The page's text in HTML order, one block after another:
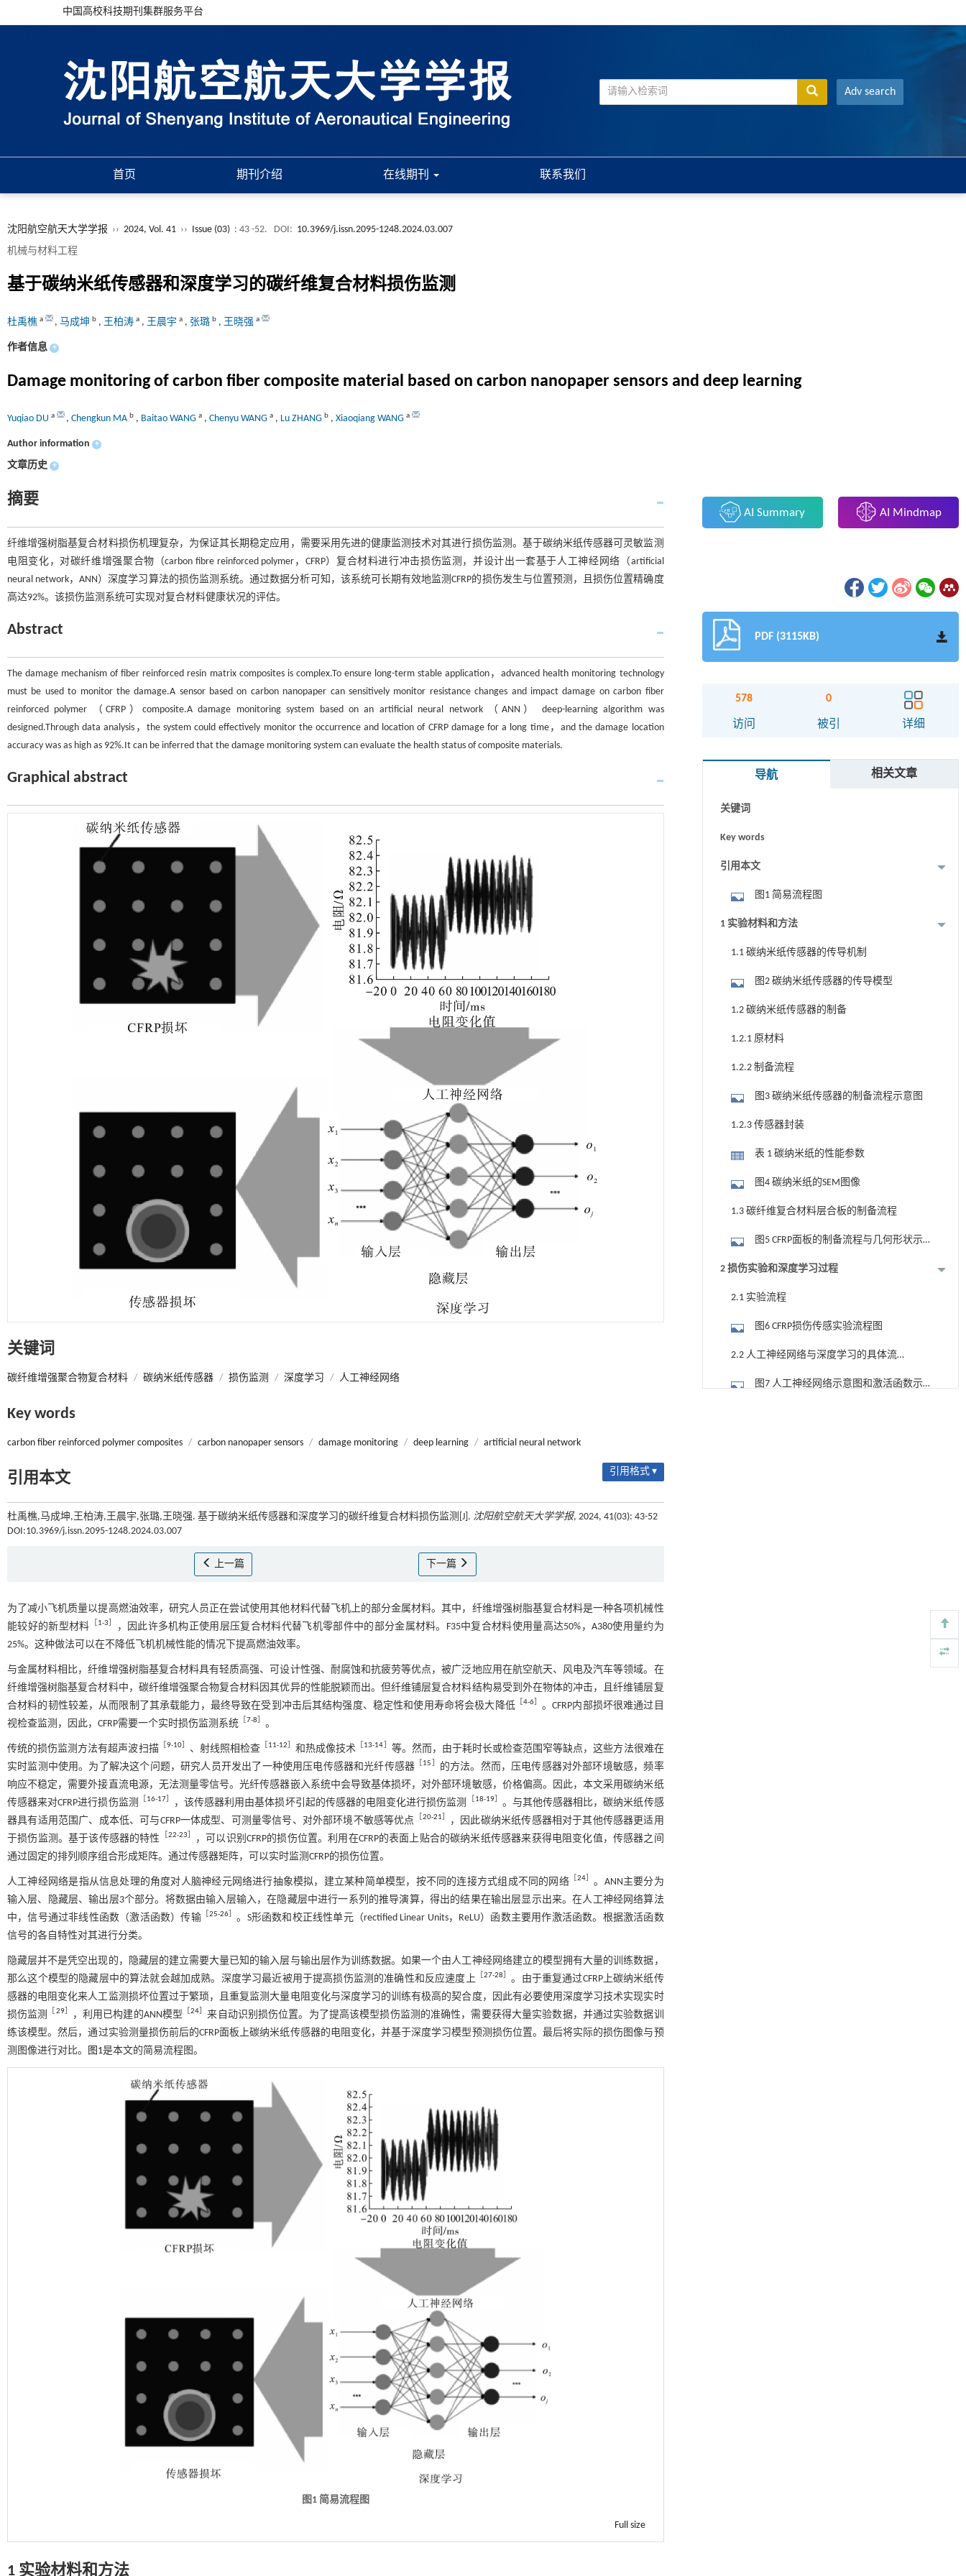
中国高校科技期刊集群服务平台
Adv search
首页 期刊介绍 在线期刊 联系我们
沈阳航空航天大学学报 ›› 2024, Vol. 41 ›› Issue (03) : 43 -52. DOI: 10.3969/j.issn.2095-1248.2024.03.007
机械与材料工程
基于碳纳米纸传感器和深度学习的碳纤维复合材料损伤监测
杜禹樵 a , 马成坤 b , 王柏涛 a , 王晨宇 a , 张璐 b , 王晓强 a
作者信息 +
Damage monitoring of carbon fiber composite material based on carbon nanopaper sensors and deep learning
Yuqiao DU a , Chengkun MA b , Baitao WANG a , Chenyu WANG a , Lu ZHANG b , Xiaoqiang WANG a
Author information +
文章历史 +
摘要
纤维增强树脂基复合材料损伤机理复杂，为保证其长期稳定应用，需要采用先进的健康监测技术对其进行损伤监测。基于碳纳米纸传感器可灵敏监测
电阻变化，对碳纤维增强聚合物（carbon fibre reinforced polymer，CFRP）复合材料进行冲击损伤监测，并设计出一套基于人工神经网络（artificial
neural network，ANN）深度学习算法的损伤监测系统。通过数据分析可知，该系统可长期有效地监测CFRP的损伤发生与位置预测，且损伤位置精确度
高达92%。该损伤监测系统可实现对复合材料健康状况的评估。
Abstract
The damage mechanism of fiber reinforced resin matrix composites is complex.To ensure long-term stable application，advanced health monitoring technology
must be used to monitor the damage.A sensor based on carbon nanopaper can sensitively monitor resistance changes and impact damage on carbon fiber
reinforced polymer （CFRP）composite.A damage monitoring system based on an artificial neural network （ANN） deep-learning algorithm was
designed.Through data analysis，the system could effectively monitor the occurrence and location of CFRP damage for a long time，and the damage location
accuracy was as high as 92%.It can be inferred that the damage monitoring system can evaluate the health status of composite materials.
Graphical abstract
关键词
碳纤维增强聚合物复合材料 / 碳纳米纸传感器 / 损伤监测 / 深度学习 / 人工神经网络
Key words
carbon fiber reinforced polymer composites / carbon nanopaper sensors / damage monitoring / deep learning / artificial neural network
引用本文 引用格式 ▾
杜禹樵,马成坤,王柏涛,王晨宇,张璐,王晓强. 基于碳纳米纸传感器和深度学习的碳纤维复合材料损伤监测[J]. 沈阳航空航天大学学报, 2024, 41(03): 43-52
DOI:10.3969/j.issn.2095-1248.2024.03.007
上一篇 下一篇
为了减小飞机质量以提高燃油效率，研究人员正在尝试使用其他材料代替飞机上的部分金属材料。其中，纤维增强树脂基复合材料是一种各项机械性
能较好的新型材料 ［1-3］
，因此许多机构正使用层压复合材料代替飞机零部件中的部分金属材料。F35中复合材料使用量高达50%，A380使用量约为
25%。这种做法可以在不降低飞机机械性能的情况下提高燃油效率。
与金属材料相比，纤维增强树脂基复合材料具有轻质高强、可设计性强、耐腐蚀和抗疲劳等优点，被广泛地应用在航空航天、风电及汽车等领域。在
纤维增强树脂基复合材料中，碳纤维增强聚合物复合材料因其优异的性能脱颖而出。但纤维铺层复合材料结构易受到外在物体的冲击，且纤维铺层复
合材料的韧性较差，从而限制了其承载能力，最终导致在受到冲击后其结构强度、稳定性和使用寿命将会极大降低［4-6］ 。CFRP内部损坏很难通过目
视检查监测，因此，CFRP需要一个实时损伤监测系统 ［7-8］ 。
传统的损伤监测方法有超声波扫描［9-10］ 、射线照相检查 ［11-12］和热成像技术 ［13-14］ 等。然而，由于耗时长或检查范围窄等缺点，这些方法很难在
实时监测中使用。为了解决这个问题，研究人员开发出了一种使用压电传感器和光纤传感器 ［15］
的方法。然而，压电传感器对外部环境敏感，频率
响应不稳定，需要外接直流电源，无法测量零信号。光纤传感器嵌入系统中会导致基体损坏，对外部环境敏感，价格偏高。因此，本文采用碳纳米纸
传感器来对CFRP进行损伤监测
［16-17］ ，该传感器利用由基体损坏引起的传感器的电阻变化进行损伤监测 ［18-19］ 。与其他传感器相比，碳纳米纸传感
器具有适用范围广、成本低、可与CFRP一体成型、可测量零信号、对外部环境不敏感等优点
［20-21］
，因此碳纳米纸传感器相对于其他传感器更适用
于损伤监测。基于该传感器的特性
［22-23］
，可以识别CFRP的损伤位置。利用在CFRP的表面上贴合的碳纳米纸传感器来获得电阻变化值，传感器之间
通过固定的排列顺序组合形成矩阵。通过传感器矩阵，可以实时监测CFRP的损伤位置。
人工神经网络是指从信息处理的角度对人脑神经元网络进行抽象模拟，建立某种简单模型，按不同的连接方式组成不同的网络 ［24］ 。ANN主要分为
输入层、隐藏层、输出层3个部分。将数据由输入层输入，在隐藏层中进行一系列的推导演算，得出的结果在输出层显示出来。在人工神经网络算法
中，信号通过非线性函数（激活函数）传输［25-26］ 。S形函数和校正线性单元（rectified Linear Units，ReLU）函数主要用作激活函数。根据激活函数
信号的各自特性对其进行分类。
隐藏层并不是凭空出现的，隐藏层的建立需要大量已知的输入层与输出层作为训练数据。如果一个由人工神经网络建立的模型拥有大量的训练数据，
那么这个模型的隐藏层中的算法就会越加成熟。深度学习最近被用于提高损伤监测的准确性和反应速度上 ［27-28］ 。由于重复通过CFRP上碳纳米纸传
感器的电阻变化来人工监测损坏位置过于繁琐，且重复监测大量电阻变化与深度学习的训练有极高的契合度，因此有必要使用深度学习技术实现实时
损伤监测
［29］ ，利用已构建的ANN模型 ［24］ 来自动识别损伤位置。为了提高该模型损伤监测的准确性，需要获得大量实验数据，并通过实验数据训
练该模型。然后，通过实验测量损伤前后的CFRP面板上碳纳米纸传感器的电阻变化，并基于深度学习模型预测损伤位置。最后将实际的损伤图像与预
测图像进行对比。
图1是本文的简易流程图。
图1 简易流程图
Full size
1 实验材料和方法
AI Summary AI Mindmap
PDF (3115KB)
578
访问
0
被引 详细
导航 相关文章
摘要
Graphical abstract
关键词
Key words
引用本文
图1 简易流程图
1 实验材料和方法
1.1 碳纳米纸传感器的传导机制
图2 碳纳米纸传感器的传导模型
1.2 碳纳米纸传感器的制备
1.2.1 原材料
1.2.2 制备流程
图3 碳纳米纸传感器的制备流程示意图
1.2.3 传感器封装
表 1 碳纳米纸的性能参数
图4 碳纳米纸的SEM图像
1.3 碳纤维复合材料层合板的制备流程
图5 CFRP面板的制备流程与几何形状示
意图
2 损伤实验和深度学习过程
2.1 实验流程
图6 CFRP损伤传感实验流程图
2.2 人工神经网络与深度学习的具体流
图7 人工神经网络示意图和激活函数示